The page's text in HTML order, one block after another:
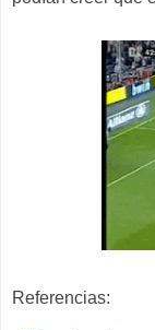
Referencias: